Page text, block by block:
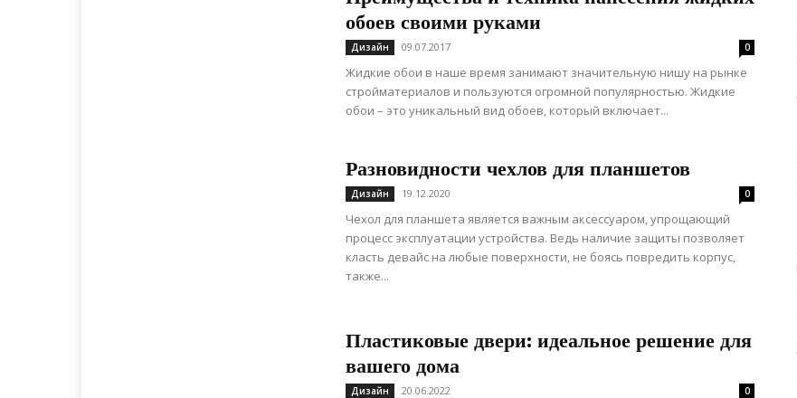
обоев своими руками
Дизайн 09.07.2017 0
Жидкие обои в наше время занимают значительную нишу на рынке
стройматериалов и пользуются огромной популярностью. Жидкие
обои – это уникальный вид обоев, который включает...
Разновидности чехлов для планшетов
Дизайн 19.12.2020 0
Чехол для планшета является важным аксессуаром, упрощающий
процесс эксплуатации устройства. Ведь наличие защиты позволяет
класть девайс на любые поверхности, не боясь повредить корпус,
также...
Пластиковые двери: идеальное решение для
вашего дома
Дизайн 20.06.2022 0